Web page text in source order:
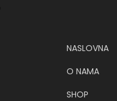
NASLOVNA
O NAMA
SHOP